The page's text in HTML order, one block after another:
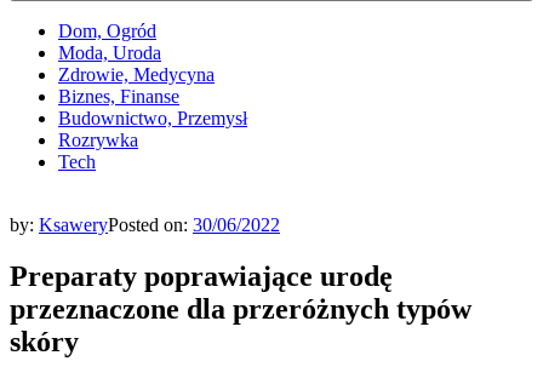
Dom, Ogród
Moda, Uroda
Zdrowie, Medycyna
Biznes, Finanse
Budownictwo, Przemysł
Rozrywka
Tech
by: KsaweryPosted on: 30/06/2022
Preparaty poprawiające urodę
przeznaczone dla przeróżnych typów
skóry